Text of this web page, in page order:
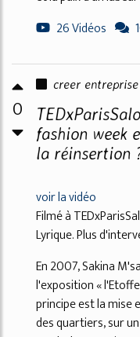
26 Vidéos
0
creer
fashion week
la réinsertion
voir la vidéo
Filmé à
Lyrique. Plus
En 2007, Sakina
l'exposition «
principe est la mise
des quartiers, sur